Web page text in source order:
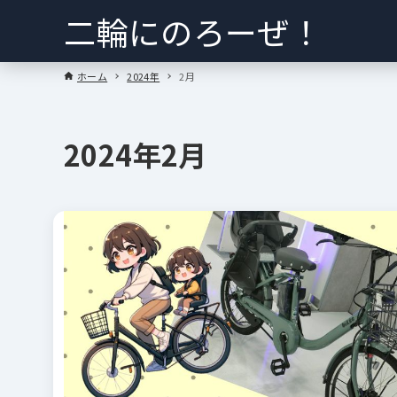
二輪にのろーぜ！
ホーム 2024年 2月
2024年2月